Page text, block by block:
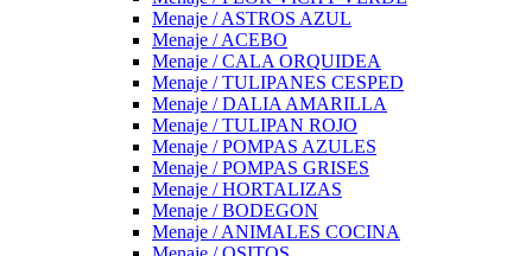
Menaje / ASTROS AZUL
Menaje / ACEBO
Menaje / CALA ORQUIDEA
Menaje / TULIPANES CESPED
Menaje / DALIA AMARILLA
Menaje / TULIPAN ROJO
Menaje / POMPAS AZULES
Menaje / POMPAS GRISES
Menaje / HORTALIZAS
Menaje / BODEGON
Menaje / ANIMALES COCINA